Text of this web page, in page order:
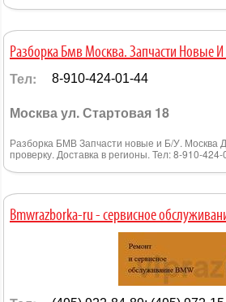
Разборка Бмв Москва. Запчасти Новые
Тел: 8-910-424-01-44
Москва ул. Стартовая 18
Разборка БМВ Запчасти новые и Б/У. Москва Даем время на установку-
проверку. Доставка в регионы. Тел: 8-910-
Bmwrazborka-ru - сервисное